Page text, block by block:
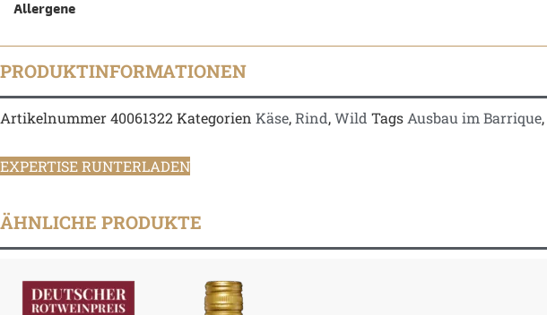
Allergene
PRODUKTINFORMATIONEN
Artikelnummer40061322Kategorien Käse,Rind,Wild Tags Ausbau im Barrique,
EXPERTISE RUNTERLADEN
ÄHNLICHE PRODUKTE